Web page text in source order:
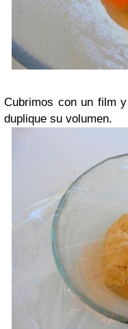
Cubrimos con un film
duplique su volumen.